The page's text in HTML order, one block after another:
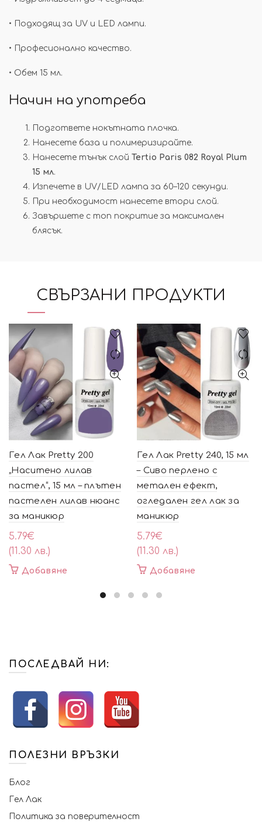
• Подходящ за UV и LED лампи.
• Професионално качество.
• Обем 15 мл.
Начин на употреба
Подгответе нокътната плочка.
Нанесете база и полимеризирайте.
Нанесете тънък слой Tertio Paris 082 Royal Plum
15 мл.
Изпечете в UV/LED лампа за 60–120 секунди.
При необходимост нанесете втори слой.
Завършете с топ покритие за максимален
блясък.
СВЪРЗАНИ ПРОДУКТИ
Гел Лак Pretty 200
„Наситено лилав
пастел“, 15 мл – плътен
пастелен лилав нюанс
за маникюр
5.79€
(11.30 лв.)
Добавяне
Гел Лак Pretty 240, 15 мл
– Сиво перлено с
метален ефект,
огледален гел лак за
маникюр
5.79€
(11.30 лв.)
Добавяне
ПОСЛЕДВАЙ НИ:
ПОЛЕЗНИ ВРЪЗКИ
Блог
Гел Лак
Политика за поверителност